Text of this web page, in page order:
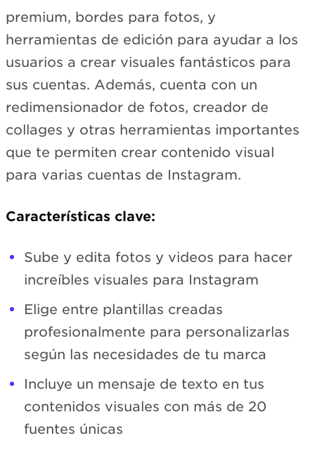
premium, bordes para fotos, y
herramientas de edición para ayudar a los
usuarios a crear visuales fantásticos para
sus cuentas. Además, cuenta con un
redimensionador de fotos, creador de
collages y otras herramientas importantes
que te permiten crear contenido visual
para varias cuentas de Instagram.
Características clave:
Sube y edita fotos y videos para hacer
increíbles visuales para Instagram
Elige entre plantillas creadas
profesionalmente para personalizarlas
según las necesidades de tu marca
Incluye un mensaje de texto en tus
contenidos visuales con más de 20
fuentes únicas